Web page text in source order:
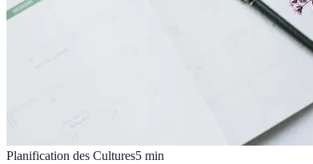
Planification des Cultures5 min